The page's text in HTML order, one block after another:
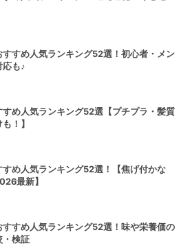
すすめ人気ランキング52選！初心者・メン
応も♪
すめ人気ランキング52選【プチプラ・髪質
！】
すめ人気ランキング52選！【焦げ付かな
最新】
すすめ人気ランキング52選！味や栄養価の
・検証